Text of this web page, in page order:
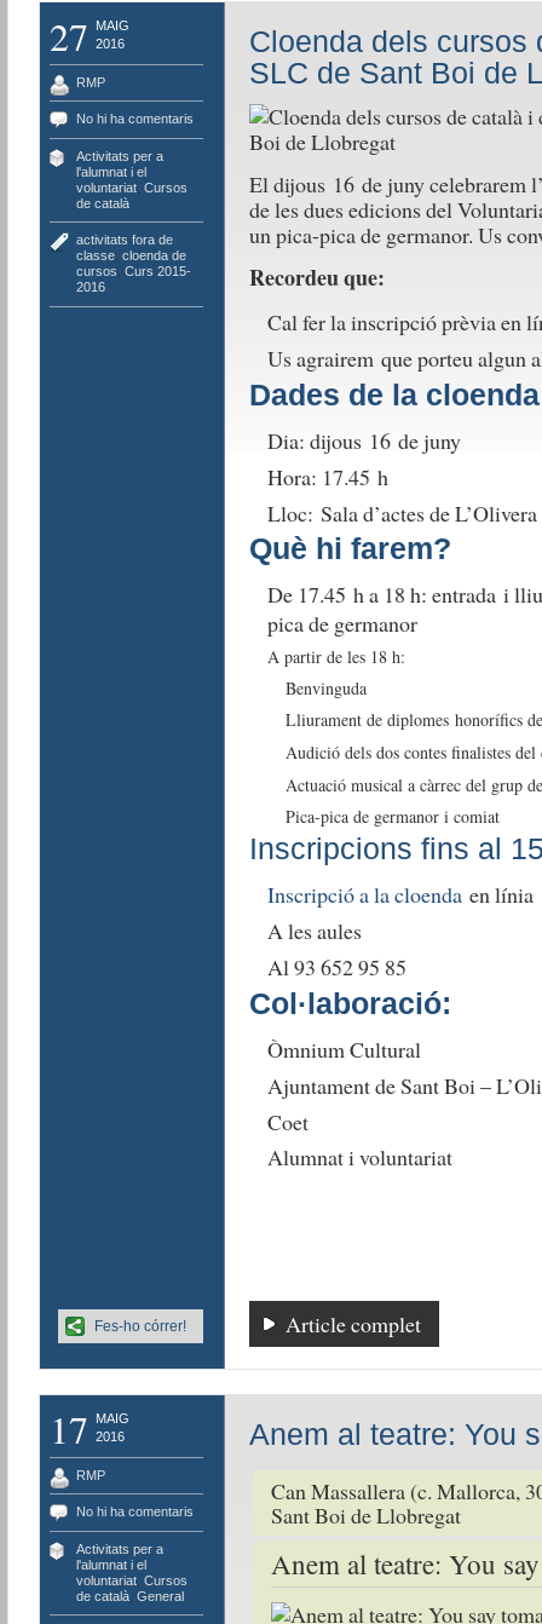
27
MAIG
2016
RMP
No hi ha comentaris
Activitats per a
l'alumnat i el
voluntariat, Cursos
de català
activitats fora de
classe, cloenda de
cursos Curs 2015-
2016
Cloenda dels cursos
SLC de Sant Boi de
El dijous 16 de juny celebrarem
de les dues edicions del
un pica-pica de germanor. Us
Recordeu que:
Cal fer la inscripció prèvia en
Us agrairem que porteu algun
Dades de la cloenda
Dia: dijous 16 de juny
Hora: 17.45 h
Lloc: Sala d’actes de L’Olivera
Què hi farem?
De 17.45 h a 18 h: entrada i
pica de germanor
A partir de les 18 h:
Benvinguda
Lliurament de diplomes honorífics
Audició dels dos contes finalistes
Actuació musical a càrrec del grup
Pica-pica de germanor i comiat
Inscripcions fins al
Inscripció a la cloendaen línia
A les aules
Al 93 652 95 85
Col·laboració:
Òmnium Cultural
Ajuntament de Sant Boi –
Coet
Alumnat i voluntariat
Article complet
Fes-ho córrer!
17
MAIG
2016
RMP
No hi ha comentaris
Activitats per a
l'alumnat i el
voluntariat, Cursos
de català, General
Anem al teatre: You
Can Massallera (c. Mallorca,
Sant Boi de Llobregat
Anem al teatre: You